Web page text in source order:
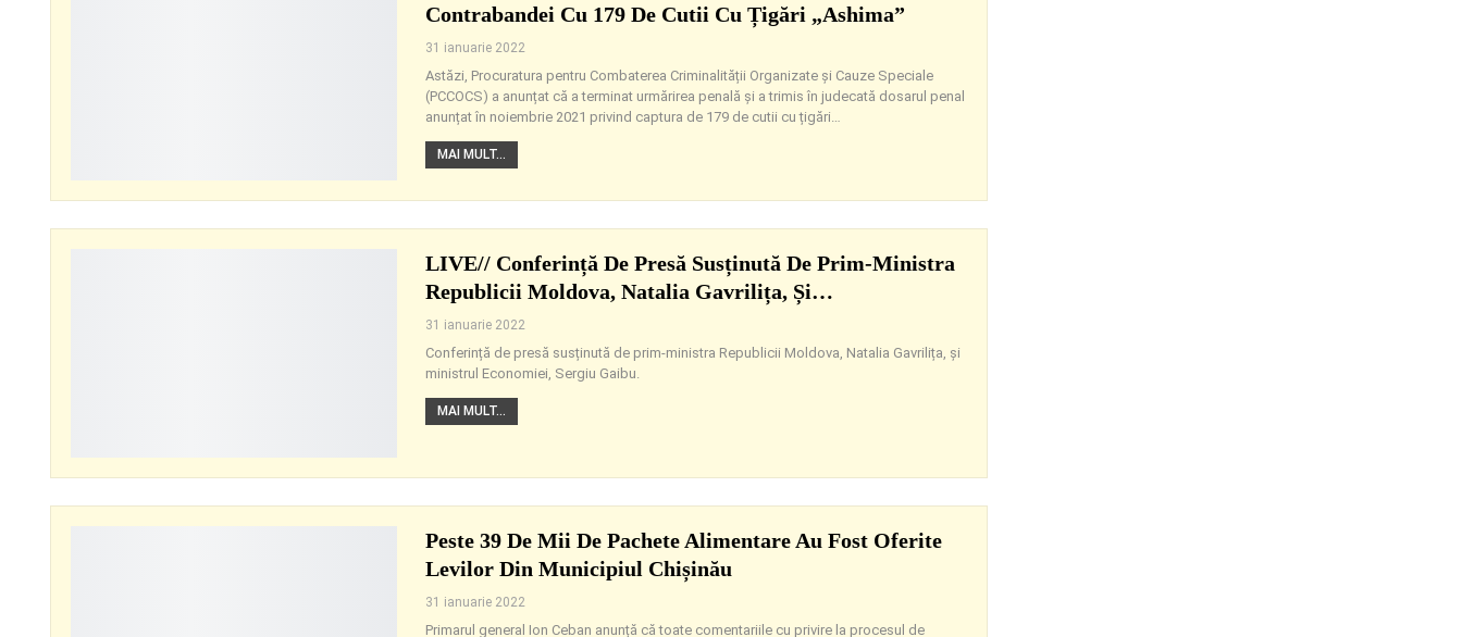
Contrabandei Cu 179 De Cutii Cu Țigări „Ashima”
31 ianuarie 2022
Astăzi, Procuratura pentru Combaterea Criminalității Organizate și Cauze Speciale
(PCCOCS) a anunțat că a terminat urmărirea penală și a trimis în judecată dosarul penal
anunțat în noiembrie 2021 privind captura de 179 de cutii cu țigări
MAI MULT...
LIVE// Conferință De Presă Susținută De Prim-Ministra
Republicii Moldova, Natalia Gavrilița, Și…
31 ianuarie 2022
Conferință de presă susținută de prim-ministra Republicii Moldova, Natalia Gavrilița, și
ministrul Economiei, Sergiu Gaibu.
MAI MULT...
Peste 39 De Mii De Pachete Alimentare Au Fost Oferite
Levilor Din Municipiul Chișinău
31 ianuarie 2022
Primarul general Ion Ceban anunță că toate comentariile cu privire la procesul de